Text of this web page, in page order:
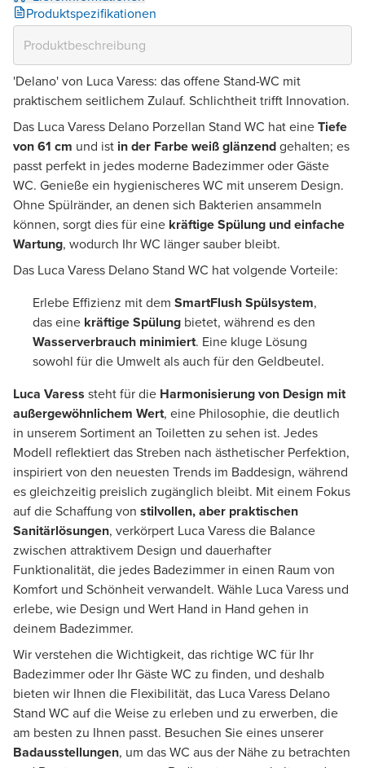
Produktspezifikationen
'Delano' von Luca Varess: das offene Stand-WC mit
praktischem seitlichem Zulauf. Schlichtheit trifft Innovation.
Das Luca Varess Delano Porzellan Stand WC hat eineTiefe
von 61 cm und ist in der Farbe weiß glänzendgehalten; es
passt perfekt in jedes moderne Badezimmer oder Gäste
WC. Genieße ein hygienischeres WC mit unserem Design.
Ohne Spülränder, an denen sich Bakterien ansammeln
können, sorgt dies für eine kräftige Spülung und einfache
Wartung, wodurch Ihr WC länger sauber bleibt.
Das Luca Varess Delano Stand WC hat volgende Vorteile:
Erlebe Effizienz mit dem SmartFlush Spülsystem,
das eine kräftige Spülung bietet, während es den
Wasserverbrauch minimiert. Eine kluge Lösung
sowohl für die Umwelt als auch für den Geldbeutel.
Luca Varess steht für die Harmonisierung von Design mit
außergewöhnlichem Wert, eine Philosophie, die deutlich
in unserem Sortiment an Toiletten zu sehen ist. Jedes
Modell reflektiert das Streben nach ästhetischer Perfektion,
inspiriert von den neuesten Trends im Baddesign, während
es gleichzeitig preislich zugänglich bleibt. Mit einem Fokus
auf die Schaffung von stilvollen, aber praktischen
Sanitärlösungen, verkörpert Luca Varess die Balance
zwischen attraktivem Design und dauerhafter
Funktionalität, die jedes Badezimmer in einen Raum von
Komfort und Schönheit verwandelt. Wähle Luca Varess und
erlebe, wie Design und Wert Hand in Hand gehen in
deinem Badezimmer.
Wir verstehen die Wichtigkeit, das richtige WC für Ihr
Badezimmer oder Ihr Gäste WC zu finden, und deshalb
bieten wir Ihnen die Flexibilität, das Luca Varess Delano
Stand WC auf die Weise zu erleben und zu erwerben, die
am besten zu Ihnen passt. Besuchen Sie eines unserer
Badausstellungen, um das WC aus der Nähe zu betrachten